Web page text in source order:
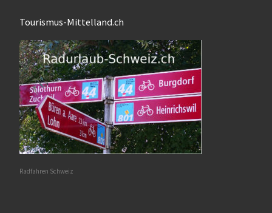
Tourismus-Mittelland.ch
Radfahren Schweiz